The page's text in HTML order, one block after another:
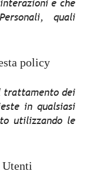
e che
quali
policy
trattamento dei
in qualsiasi
utilizzando le